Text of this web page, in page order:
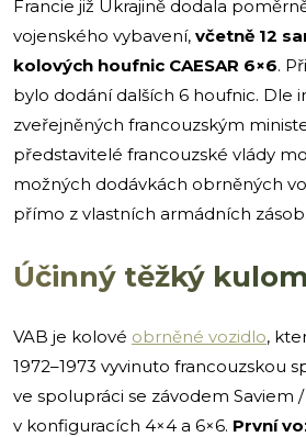
Francie již Ukrajině dodala
vojenského vybavení, včetně 12
kolových houfnic CAESAR 6×6.
bylo dodání dalších 6 houfnic. Dle
zveřejněných francouzským
představitelé francouzské vlády
možných dodávkách obrněných
přímo z vlastních armádních zásob.
Účinný těžký
VAB je kolové obrněné vozidlo,
1972–1973 vyvinuto francouzskou
ve spolupráci se závodem Saviem
v konfiguracích 4×4 a 6×6. První